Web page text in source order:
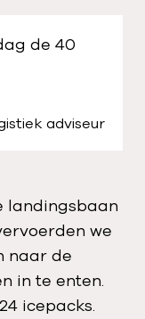
de 40
adviseur
landingsbaan
we
naar de
in te enten.
icepacks.